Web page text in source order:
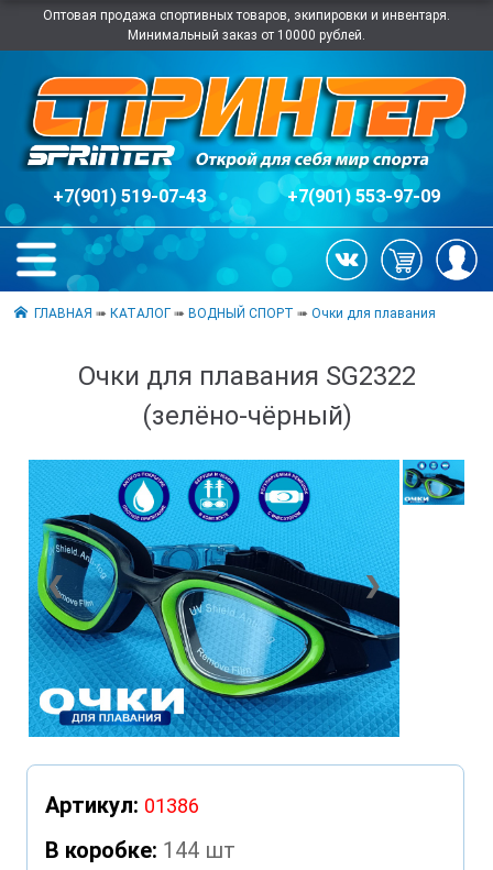
Оптовая продажа спортивных товаров, экипировки и инвентаря.
Минимальный заказ от 10000 рублей.
+7(901) 519-07-43 +7(901) 553-97-09
ГЛАВНАЯ ➠КАТАЛОГ ➠ВОДНЫЙ СПОРТ ➠Очки для плавания
Очки для плавания SG2322
(зелёно-чёрный)
❮ ❯
Артикул: 01386
В коробке: 144 шт